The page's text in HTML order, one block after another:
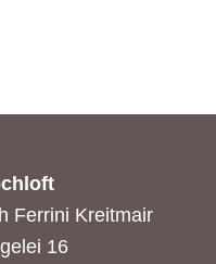
Ferrini Kreitmair
16